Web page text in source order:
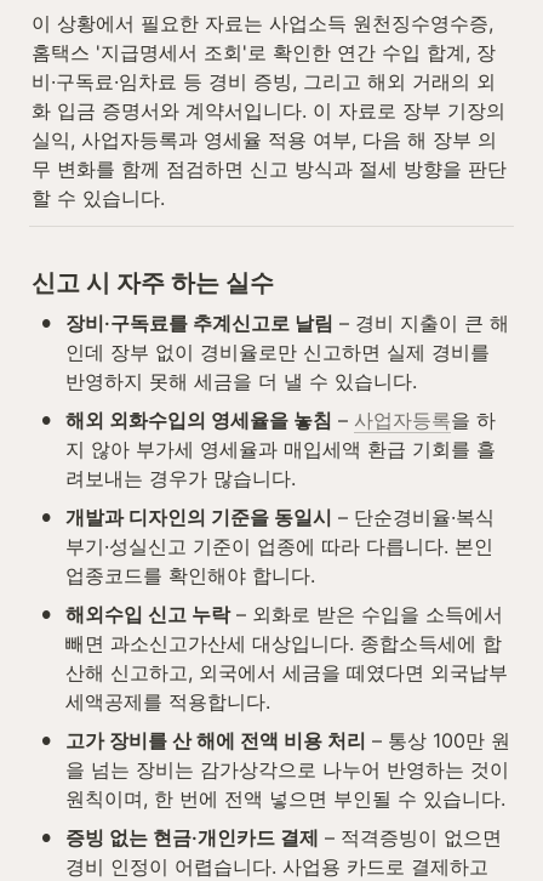
이 상황에서 필요한 자료는 사업소득 원천징수영수증,
홈택스 '지급명세서 조회'로 확인한 연간 수입 합계, 장
비·구독료·임차료 등 경비 증빙, 그리고 해외 거래의 외
화 입금 증명서와 계약서입니다. 이 자료로 장부 기장의
실익, 사업자등록과 영세율 적용 여부, 다음 해 장부 의
무 변화를 함께 점검하면 신고 방식과 절세 방향을 판단
할 수 있습니다.
신고 시 자주 하는 실수
• 장비·구독료를 추계신고로 날림 – 경비 지출이 큰 해
인데 장부 없이 경비율로만 신고하면 실제 경비를
반영하지 못해 세금을 더 낼 수 있습니다.
• 해외 외화수입의 영세율을 놓침 – 사업자등록을 하
지 않아 부가세 영세율과 매입세액 환급 기회를 흘
려보내는 경우가 많습니다.
• 개발과 디자인의 기준을 동일시 – 단순경비율·복식
부기·성실신고 기준이 업종에 따라 다릅니다. 본인
업종코드를 확인해야 합니다.
• 해외수입 신고 누락 – 외화로 받은 수입을 소득에서
빼면 과소신고가산세 대상입니다. 종합소득세에 합
산해 신고하고, 외국에서 세금을 떼였다면 외국납부
세액공제를 적용합니다.
• 고가 장비를 산 해에 전액 비용 처리 – 통상 100만 원
을 넘는 장비는 감가상각으로 나누어 반영하는 것이
원칙이며, 한 번에 전액 넣으면 부인될 수 있습니다.
• 증빙 없는 현금·개인카드 결제 – 적격증빙이 없으면
경비 인정이 어렵습니다. 사업용 카드로 결제하고